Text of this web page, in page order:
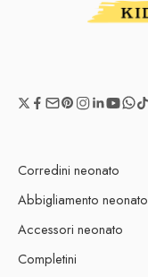
Corredini neonato
Abbigliamento neonato
Accessori neonato
Completini